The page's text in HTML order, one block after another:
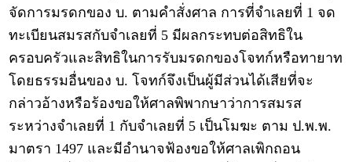
จัดการมรดกของ บ. ตามคำสั่งศาล การที่จำเลยที่ 1 จด
ทะเบียนสมรสกับจำเลยที่ 5 มีผลกระทบต่อสิทธิใน
ครอบครัวและสิทธิในการรับมรดกของโจทก์หรือทายาท
โดยธรรมอื่นของ บ. โจทก์จึงเป็นผู้มีส่วนได้เสียที่จะ
กล่าวอ้างหรือร้องขอให้ศาลพิพากษาว่าการสมรส
ระหว่างจำเลยที่ 1 กับจำเลยที่ 5 เป็นโมฆะ ตาม ป.พ.พ.
มาตรา 1497 และมีอำนาจฟ้องขอให้ศาลเพิกถอน